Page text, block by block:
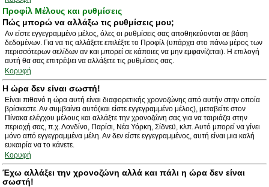
Προφίλ Μέλους και ρυθμίσεις
Πώς μπορώ να αλλάξω τις ρυθμίσεις μου;
Αν είστε εγγεγραμμένο μέλος, όλες οι ρυθμίσεις σας αποθηκεύονται σε βάση
δεδομένων. Για να τις αλλάξετε επιλέξτε το Προφίλ (υπάρχει στο πάνω μέρος των
περισσότερων σελίδων αν και μπορεί σε κάποιες να μην εμφανίζεται). Η επιλογή
αυτή θα σας επιτρέψει να αλλάξετε τις ρυθμίσεις σας.
Κορυφή
Η ώρα δεν είναι σωστή!
Είναι πιθανό η ώρα αυτή είναι διαφορετικής χρονοζώνης από αυτήν στην οποία
βρίσκεστε. Αν συμβαίνει αυτό(και είστε εγγεγραμμένο μέλος), μεταβείτε στον
Πίνακα ελέγχου μέλους και αλλάξτε την χρονοζώνη σας για να ταιριάζει στην
περιοχή σας, π.χ. Λονδίνο, Παρίσι, Νέα Υόρκη, Σίδνεϋ, κλπ. Αυτό μπορεί να γίνει
μόνο από εγγεγραμμένα μέλη. Αν δεν είστε εγγεγραμμένος, αυτή είναι μια καλή
ευκαιρία να το κάνετε.
Κορυφή
Έχω αλλάξει την χρονοζώνη αλλά και πάλι η ώρα δεν είναι
σωστή!